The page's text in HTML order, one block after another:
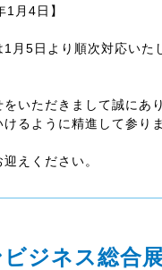
月4日】
月5日より順次対応いた
いただきまして誠にあ
るように精進して参り
えください。
ビジネス総合